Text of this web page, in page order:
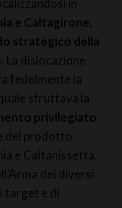
in
e Caltagirone,
strategico della
. La dislocazione
fedelmente la
sfruttava la
privilegiato
del prodotto
e Caltanissetta.
dei diversi
target e di